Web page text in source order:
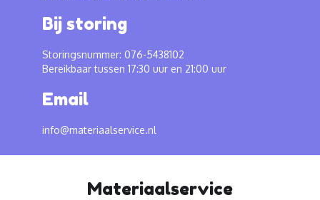
Bij storing
Storingsnummer: 076-5438102
Bereikbaar tussen 17:30 uur en 21:00 uur
Email
info@materiaalservice.nl
Materiaalservice